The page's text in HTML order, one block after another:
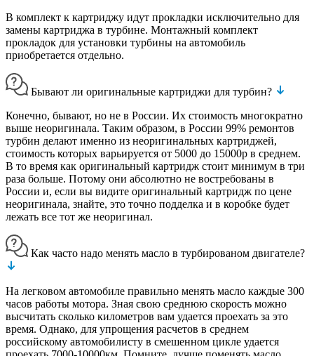
В комплект к картриджу идут прокладки исключительно для
замены картриджа в турбине. Монтажный комплект
прокладок для установки турбины на автомобиль
приобретается отдельно.
Бывают ли оригинальные картриджи для турбин?
Конечно, бывают, но не в России. Их стоимость многократно
выше неоригинала. Таким образом, в России 99% ремонтов
турбин делают именно из неоригинальных картриджей,
стоимость которых варьируется от 5000 до 15000р в среднем.
В то время как оригинальный картридж стоит минимум в три
раза больше. Потому они абсолютно не востребованы в
России и, если вы видите оригинальный картридж по цене
неоригинала, знайте, это точно подделка и в коробке будет
лежать все тот же неоригинал.
Как часто надо менять масло в турбированом двигателе?
На легковом автомобиле правильно менять масло каждые 300
часов работы мотора. Зная свою среднюю скорость можно
высчитать сколько километров вам удается проехать за это
время. Однако, для упрощения расчетов в среднем
российскому автомобилисту в смешенном цикле удается